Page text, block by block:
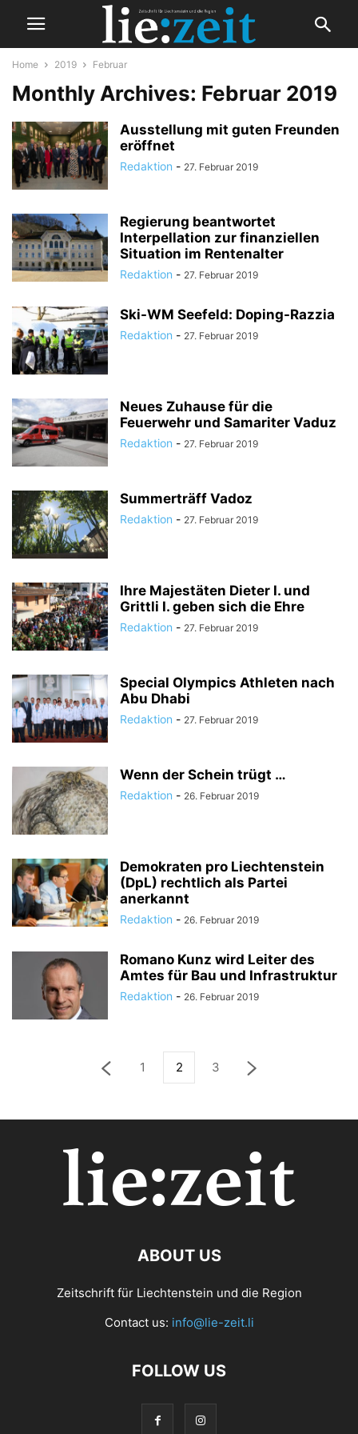
Home 2019 Februar
Monthly Archives: Februar 2019
Ausstellung mit guten Freunden
eröffnet
Redaktion - 27. Februar 2019
Regierung beantwortet
Interpellation zur finanziellen
Situation im Rentenalter
Redaktion - 27. Februar 2019
Ski-WM Seefeld: Doping-Razzia
Redaktion - 27. Februar 2019
Neues Zuhause für die
Feuerwehr und Samariter Vaduz
Redaktion - 27. Februar 2019
Summerträff Vadoz
Redaktion - 27. Februar 2019
Ihre Majestäten Dieter I. und
Grittli I. geben sich die Ehre
Redaktion - 27. Februar 2019
Special Olympics Athleten nach
Abu Dhabi
Redaktion - 27. Februar 2019
Wenn der Schein trügt …
Redaktion - 26. Februar 2019
Demokraten pro Liechtenstein
(DpL) rechtlich als Partei
anerkannt
Redaktion - 26. Februar 2019
Romano Kunz wird Leiter des
Amtes für Bau und Infrastruktur
Redaktion - 26. Februar 2019
1 2 3
ABOUT US
Zeitschrift für Liechtenstein und die Region
Contact us: info@lie-zeit.li
FOLLOW US